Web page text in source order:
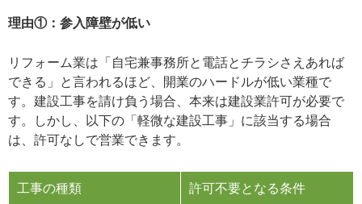
理由①：参入障壁が低い
リフォーム業は「自宅兼事務所と電話とチラシさえあれば
できる」と言われるほど、開業のハードルが低い業種で
す。建設工事を請け負う場合、本来は建設業許可が必要で
す。しかし、以下の「軽微な建設工事」に該当する場合
は、許可なしで営業できます。
工事の種類 許可不要となる条件